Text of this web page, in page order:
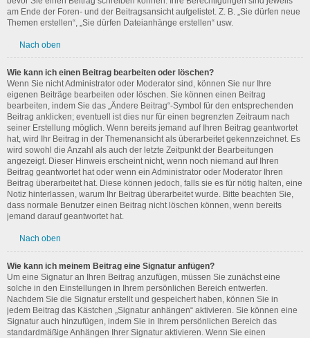
am Ende der Foren- und der Beitragsansicht aufgelistet. Z. B. „Sie dürfen neue
Themen erstellen“, „Sie dürfen Dateianhänge erstellen“ usw.
Nach oben
Wie kann ich einen Beitrag bearbeiten oder löschen?
Wenn Sie nicht Administrator oder Moderator sind, können Sie nur Ihre
eigenen Beiträge bearbeiten oder löschen. Sie können einen Beitrag
bearbeiten, indem Sie das „Ändere Beitrag“-Symbol für den entsprechenden
Beitrag anklicken; eventuell ist dies nur für einen begrenzten Zeitraum nach
seiner Erstellung möglich. Wenn bereits jemand auf Ihren Beitrag geantwortet
hat, wird Ihr Beitrag in der Themenansicht als überarbeitet gekennzeichnet. Es
wird sowohl die Anzahl als auch der letzte Zeitpunkt der Bearbeitungen
angezeigt. Dieser Hinweis erscheint nicht, wenn noch niemand auf Ihren
Beitrag geantwortet hat oder wenn ein Administrator oder Moderator Ihren
Beitrag überarbeitet hat. Diese können jedoch, falls sie es für nötig halten, eine
Notiz hinterlassen, warum Ihr Beitrag überarbeitet wurde. Bitte beachten Sie,
dass normale Benutzer einen Beitrag nicht löschen können, wenn bereits
jemand darauf geantwortet hat.
Nach oben
Wie kann ich meinem Beitrag eine Signatur anfügen?
Um eine Signatur an Ihren Beitrag anzufügen, müssen Sie zunächst eine
solche in den Einstellungen in Ihrem persönlichen Bereich entwerfen.
Nachdem Sie die Signatur erstellt und gespeichert haben, können Sie in
jedem Beitrag das Kästchen „Signatur anhängen“ aktivieren. Sie können eine
Signatur auch hinzufügen, indem Sie in Ihrem persönlichen Bereich das
standardmäßige Anhängen Ihrer Signatur aktivieren. Wenn Sie einen